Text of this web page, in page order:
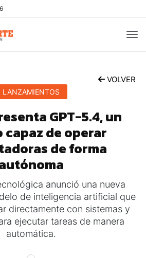
VOLVER
LANZAMIENTOS
GPT-5.4, un
capaz de operar
de forma
anunció una nueva
de inteligencia artificial que
directamente con sistemas y
ejecutar tareas de manera
automática.